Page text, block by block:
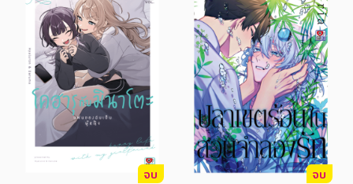
จบ
จบ